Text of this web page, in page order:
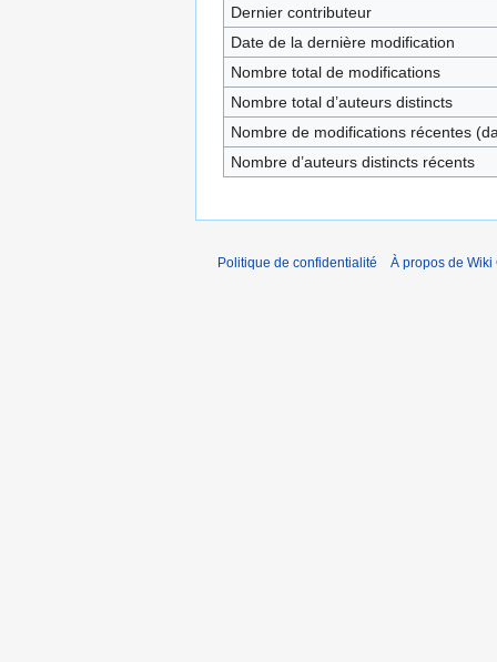
Dernier contributeur
Date de la dernière modification
Nombre total de modifications
Nombre total d’auteurs distincts
Nombre de modifications récentes
Nombre d’auteurs distincts récents
Politique de confidentialité À propos de Wiki